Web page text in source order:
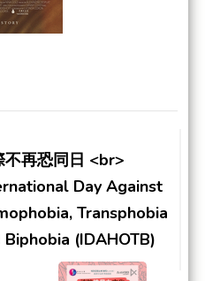
不再恐同日 <br>
Day Against
Transphobia
Biphobia (IDAHOTB)